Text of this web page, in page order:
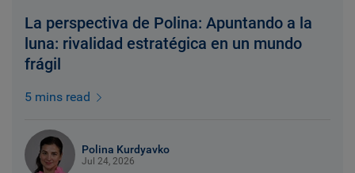
La perspectiva de Polina: Apuntando a la
luna: rivalidad estratégica en un mundo
frágil
5 mins read
Polina Kurdyavko
Jul 24, 2026